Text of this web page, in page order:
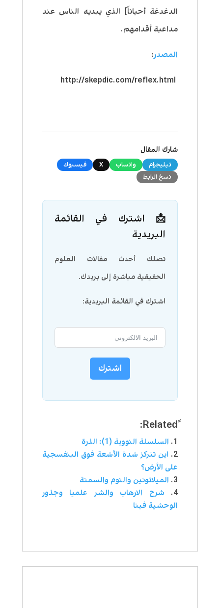
الدغدغة أحياناً] الذي يبديه الناس عند
مداعبة أقدامهم.
المصدر:
شارك المقال
تيليجرام واتساب X
فيسبوك
نسخ الرابط
📩 اشترك في القائمة
البريدية
تصلك أحدث مقالات العلوم
الحقيقية مباشرة إلى بريدك.
اشترك في القائمة البريدية:
اشترك
ٌRelated:
السلسلة النووية (1): الذرة
اين تتركز شدة الأشعة فوق البنفسجية
على الأرض؟
الميلاتونين والنوم والسمنة
شرح الارهاب والشر علميا وجذور
الوحشية فينا